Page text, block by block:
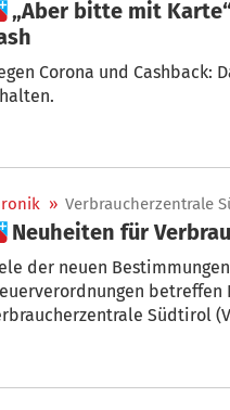
auf
Corona und Cashback:
» Verbraucherzentrale
 Neuheiten für
der neuen
betreffen
Südtirol (VZS) stellt einige der